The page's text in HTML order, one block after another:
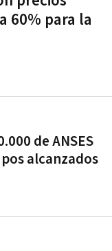
60% para la
de ANSES
alcanzados